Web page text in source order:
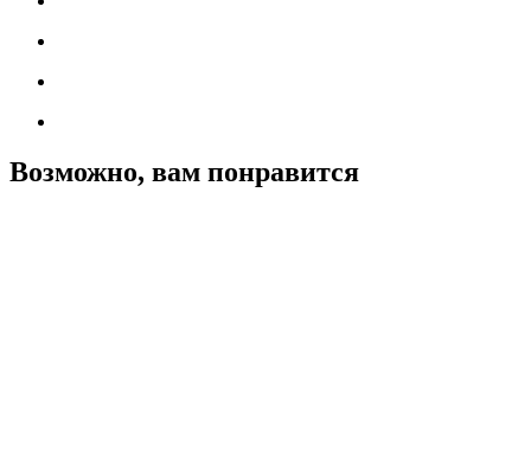
Возможно, вам понравится